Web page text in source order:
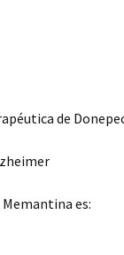
de
Memantina es: